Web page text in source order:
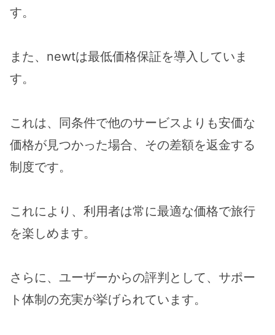
す。
また、newtは最低価格保証を導入していま
す。
これは、同条件で他のサービスよりも安価な
価格が見つかった場合、その差額を返金する
制度です。
これにより、利用者は常に最適な価格で旅行
を楽しめます。
さらに、ユーザーからの評判として、サポー
ト体制の充実が挙げられています。